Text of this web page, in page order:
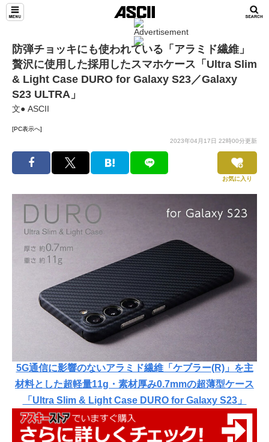
防弾チョッキにも使われている「アラミド繊維」
贅沢に使用した採用したスマホケース「Ultra Slim
& Light Case DURO for Galaxy S23／Galaxy
S23 ULTRA」
文● ASCII
[PC表示へ]
2023年04月17日 22時00分更新
お気に入り
5G通信に影響のないアラミド繊維「ケブラー(R)」を主
材料とした超軽量11g・素材厚み0.7mmの超薄型ケース
「Ultra Slim & Light Case DURO for Galaxy S23」